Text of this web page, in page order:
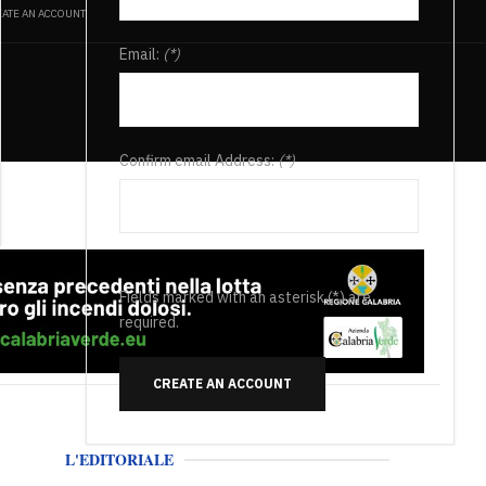
AN ACCOUNT
Email: (*)
Confirm email Address:(*)
Fields marked with an asterisk (*) are
required.
CREATE AN ACCOUNT
L'EDITORIALE